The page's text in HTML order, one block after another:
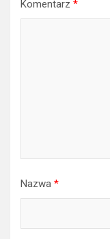
Nazwa*